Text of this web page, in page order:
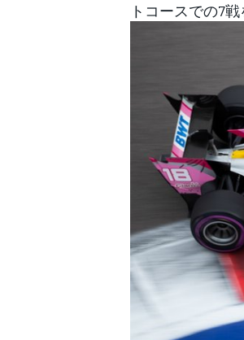
トコースでの7